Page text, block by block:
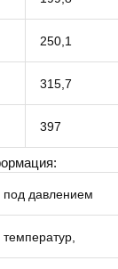
250,1
315,7
397
под давлением